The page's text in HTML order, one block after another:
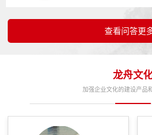
查看问答更
龙舟文
加强企业文化的建设产品